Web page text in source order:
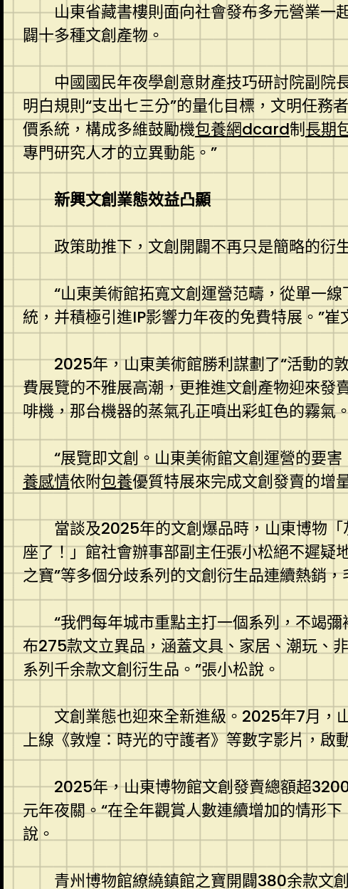
山東省藏書樓則面向社會發布多元營業
闢十多種文創產物。
中國國民年夜學創意財產技巧研討院副院
明白規則“支出七三分”的量化目標，文明任務
價系統，構成多維鼓勵機包養網dcard制長期
專門研究人才的立異動能。”
新興文創業態效益凸顯
政策助推下，文創開闢不再只是簡略的衍
“山東美術館拓寬文創運營范疇，從單一線
統，并積極引進IP影響力年夜的免費特展。”崔
2025年，山東美術館勝利謀劃了“活動的
費展覽的不雅展高潮，更推進文創產物迎來
啡機，那台機器的蒸氣孔正噴出彩虹色的霧氣
“展覽即文創。山東美術館文創運營的要
養感情依附包養優質特展來完成文創發賣的增
當談及2025年的文創爆品時，山東博物
座了！」館社會辦事部副主任張小松絕不遲疑
之寶”等多個分歧系列的文創衍生品連續熱銷
“我們每年城市重點主打一個系列，不竭
布275款文立異品，涵蓋文具、家居、潮玩、
系列千余款文創衍生品。”張小松說。
文創業態也迎來全新進級。2025年7月，
上線《敦煌：時光的守護者》等數字影片，啟
2025年，山東博物館文創發賣總額超
元年夜關。“在全年觀賞人數連續增加的情形
說。
青州博物館繚繞鎮館之寶開闢380余款文